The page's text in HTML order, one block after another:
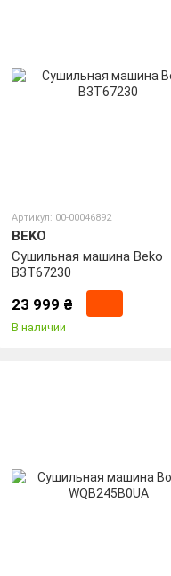
Артикул: 00-00046892
BEKO
Сушильная машина Beko
B3T67230
23 999 ₴
В наличии